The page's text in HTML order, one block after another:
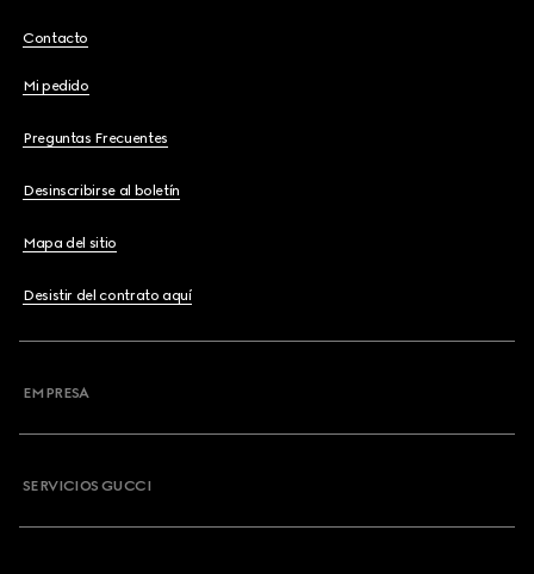
Contacto
Mi pedido
Preguntas Frecuentes
Desinscribirse al boletín
Mapa del sitio
Desistir del contrato aquí
EMPRESA
SERVICIOS GUCCI